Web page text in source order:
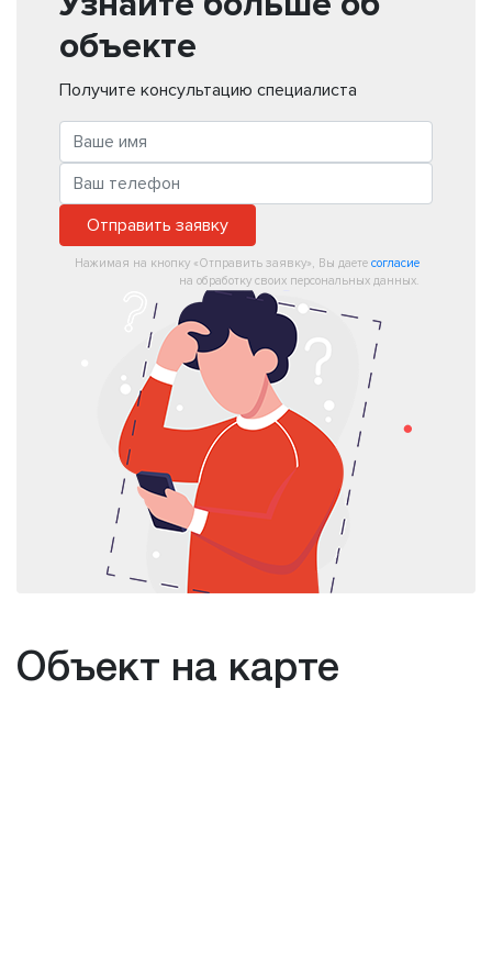
объекте
Получите консультацию специалиста
Отправить заявку
Нажимая на кнопку «Отправить заявку», Вы даете согласие
на обработку своих персональных данных.
Объект на карте